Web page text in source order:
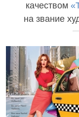
качеством
на звание